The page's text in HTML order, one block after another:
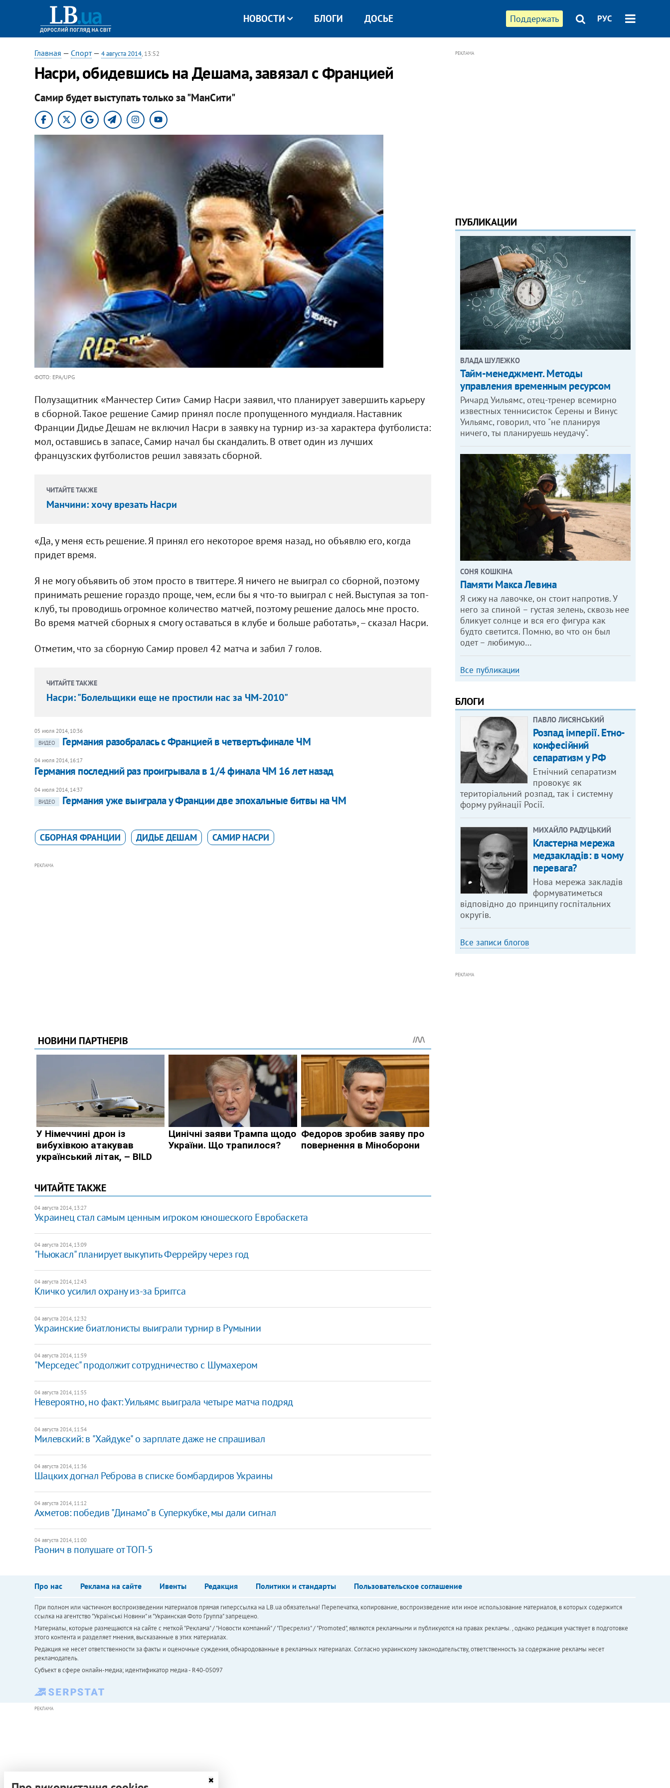
Поддержать РУС
НОВОСТИ БЛОГИ ДОСЬЕ
Главная — Спорт— 4 августа 2014, 13:52
Насри, обидевшись на Дешама, завязал с Францией
Самир будет выступать только за "МанСити"
ФОТО: EPA/UPG
Полузащитник «Манчестер Сити» Самир Насри заявил, что планирует завершить карьеру
в сборной. Такое решение Самир принял после пропущенного мундиаля. Наставник
Франции Дидье Дешам не включил Насри в заявку на турнир из-за характера футболиста:
мол, оставшись в запасе, Самир начал бы скандалить. В ответ один из лучших
французских футболистов решил завязать сборной.
ЧИТАЙТЕ ТАКЖЕ
Манчини: хочу врезать Насри
«Да, у меня есть решение. Я принял его некоторое время назад, но объявлю его, когда
придет время.
Я не могу объявить об этом просто в твиттере. Я ничего не выиграл со сборной, поэтому
принимать решение гораздо проще, чем, если бы я что-то выиграл с ней. Выступая за топ-
клуб, ты проводишь огромное количество матчей, поэтому решение далось мне просто.
Во время матчей сборных я смогу оставаться в клубе и больше работать», – сказал Насри.
Отметим, что за сборную Самир провел 42 матча и забил 7 голов.
ЧИТАЙТЕ ТАКЖЕ
Насри: "Болельщики еще не простили нас за ЧМ-2010"
05 июля 2014, 10:36
ВИДЕО
Германия разобралась с Францией в четвертьфинале ЧМ
04 июля 2014, 16:17
Германия последний раз проигрывала в 1/4 финала ЧМ 16 лет назад
04 июля 2014, 14:37
ВИДЕО
Германия уже выиграла у Франции две эпохальные битвы на ЧМ
СБОРНАЯ ФРАНЦИИ ДИДЬЕ ДЕШАМ САМИР НАСРИ
РЕКЛАМА
ЧИТАЙТЕ ТАКЖЕ
04 августа 2014, 13:27
Украинец стал самым ценным игроком юношеского Евробаскета
04 августа 2014, 13:09
"Ньюкасл" планирует выкупить Феррейру через год
04 августа 2014, 12:43
Кличко усилил охрану из-за Бриггса
04 августа 2014, 12:32
Украинские биатлонисты выиграли турнир в Румынии
04 августа 2014, 11:59
"Мерседес" продолжит сотрудничество с Шумахером
04 августа 2014, 11:55
Невероятно, но факт: Уильямс выиграла четыре матча подряд
04 августа 2014, 11:54
Милевский: в "Хайдуке" о зарплате даже не спрашивал
04 августа 2014, 11:36
Шацких догнал Реброва в списке бомбардиров Украины
04 августа 2014, 11:12
Ахметов: победив "Динамо" в Суперкубке, мы дали сигнал
04 августа 2014, 11:00
Раонич в полушаге от ТОП-5
РЕКЛАМА
ПУБЛИКАЦИИ
ВЛАДА ШУЛЕЖКО
Тайм-менеджмент. Методы
управления временным ресурсом
Ричард Уильямс, отец-тренер всемирно
известных теннисисток Серены и Винус
Уильямс, говорил, что "не планируя
ничего, ты планируешь неудачу".
СОНЯ КОШКІНА
Памяти Макса Левина
Я сижу на лавочке, он стоит напротив. У
него за спиной – густая зелень, сквозь нее
бликует солнце и вся его фигура как
будто светится. Помню, во что он был
одет – любимую…
Все публикации
БЛОГИ
ПАВЛО ЛИСЯНСЬКИЙ
Розпад імперії. Етно-
конфесійний
сепаратизм у РФ
Етнічний сепаратизм
провокує як
територіальний розпад, так і системну
форму руйнації Росії.
МИХАЙЛО РАДУЦЬКИЙ
Кластерна мережа
медзакладів: в чому
перевага?
Нова мережа закладів
формуватиметься
відповідно до принципу госпітальних
округів.
Все записи блогов
РЕКЛАМА
Про нас Реклама на сайте Ивенты Редакция Политики и стандарты Пользовательское соглашение
При полном или частичном воспроизведении материалов прямая гиперссылка на LB.ua обязательна! Перепечатка, копирование, воспроизведение или иное использование материалов, в которых содержится
ссылка на агентство "Українськi Новини" и "Украинская Фото Группа" запрещено.
Материалы, которые размещаются на сайте с меткой "Реклама" / "Новости компаний" / "Пресрелиз" / "Promoted", являются рекламными и публикуются на правах рекламы. , однако редакция участвует в подготовке
этого контента и разделяет мнения, высказанные в этих материалах.
Редакция не несет ответственности за факты и оценочные суждения, обнародованные в рекламных материалах. Согласно украинскому законодательству, ответственность за содержание рекламы несет
рекламодатель.
Субъект в сфере онлайн-медиа; идентификатор медиа - R40-05097
РЕКЛАМА